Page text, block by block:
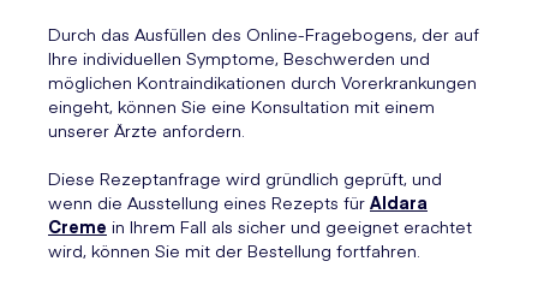
Durch das Ausfüllen des Online-Fragebogens, der auf
Ihre individuellen Symptome, Beschwerden und
möglichen Kontraindikationen durch Vorerkrankungen
eingeht, können Sie eine Konsultation mit einem
unserer Ärzte anfordern.
Diese Rezeptanfrage wird gründlich geprüft, und
wenn die Ausstellung eines Rezepts für Aldara
Creme in Ihrem Fall als sicher und geeignet erachtet
wird, können Sie mit der Bestellung fortfahren.